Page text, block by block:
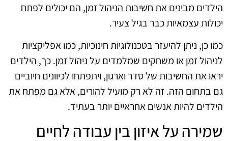
הילדים מבינים את חשיבות הניהול זמן, הם יכולים לפתח
יכולות עצמאיות כבר בגיל צעיר.
כמו כן, ניתן להיעזר בטכנולוגיות חינוכיות, כמו אפליקציות
לניהול זמן או משחקים שמלמדים על ניהול זמן. כך, הילדים
יראו את החשיבות של סדר וארגון, ויתפתחו לכיוונים חיוביים
גם בתחום הזה. זה לא רק מועיל להורים, אלא גם מפתח את
הילדים להיות אנשים אחראיים יותר בעתיד.
שמירה על איזון בין עבודה לחיים